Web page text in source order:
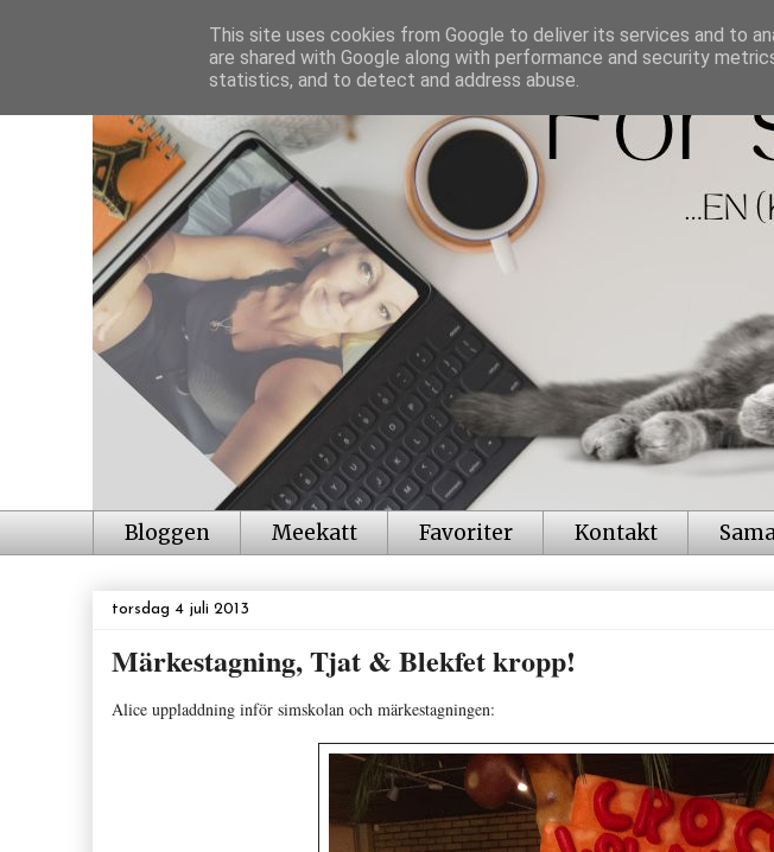
Bloggen Meekatt Favoriter Kontakt
torsdag 4 juli 2013
Märkestagning, Tjat & Blekfet kropp!
Alice uppladdning inför simskolan och märkestagningen:
This site uses cookies from Google to deliver its services and to
are shared with Google along with performance and security
statistics, and to detect and address abuse.